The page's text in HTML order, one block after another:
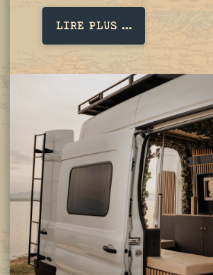
LIRE PLUS ...